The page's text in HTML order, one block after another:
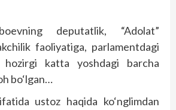
deputatlik, “Adolat”
faoliyatiga, parlamentdagi
hozirgi katta yoshdagi barcha
bo‘lgan…
ustoz haqida ko‘nglimdan